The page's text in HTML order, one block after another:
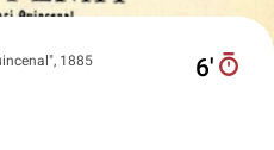
1885 6′